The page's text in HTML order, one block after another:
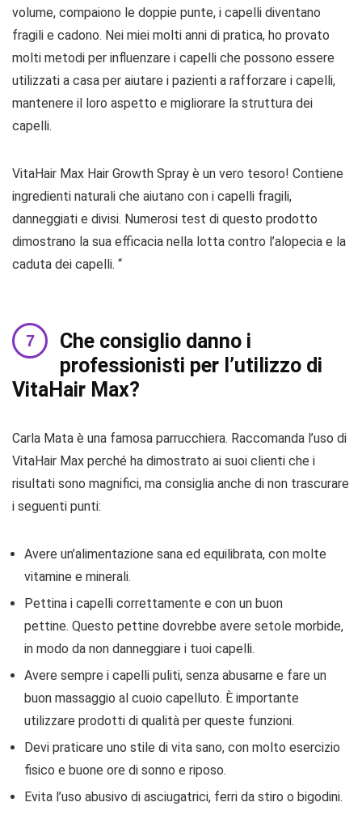
volume, compaiono le doppie punte, i capelli diventano
fragili e cadono. Nei miei molti anni di pratica, ho provato
molti metodi per influenzare i capelli che possono essere
utilizzati a casa per aiutare i pazienti a rafforzare i capelli,
mantenere il loro aspetto e migliorare la struttura dei
capelli.
VitaHair Max Hair Growth Spray è un vero tesoro! Contiene
ingredienti naturali che aiutano con i capelli fragili,
danneggiati e divisi. Numerosi test di questo prodotto
dimostrano la sua efficacia nella lotta contro l’alopecia e la
caduta dei capelli. “
Che consiglio danno i
professionisti per l’utilizzo di
VitaHair Max?
Carla Mata è una famosa parrucchiera. Raccomanda l’uso di
VitaHair Max perché ha dimostrato ai suoi clienti che i
risultati sono magnifici, ma consiglia anche di non trascurare
i seguenti punti:
Avere un’alimentazione sana ed equilibrata, con molte
vitamine e minerali.
Pettina i capelli correttamente e con un buon
pettine. Questo pettine dovrebbe avere setole morbide,
in modo da non danneggiare i tuoi capelli.
Avere sempre i capelli puliti, senza abusarne e fare un
buon massaggio al cuoio capelluto. È importante
utilizzare prodotti di qualità per queste funzioni.
Devi praticare uno stile di vita sano, con molto esercizio
fisico e buone ore di sonno e riposo.
Evita l’uso abusivo di asciugatrici, ferri da stiro o bigodini.